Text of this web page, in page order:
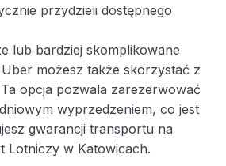
przydzieli dostępnego
lub bardziej skomplikowane
możesz także skorzystać z
opcja pozwala zarezerwować
wyprzedzeniem, co jest
gwarancji transportu na
Lotniczy w Katowicach.